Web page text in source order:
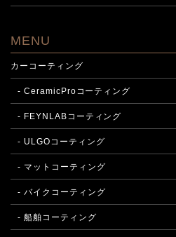
MENU
カーコーティング
- CeramicProコーティング
- FEYNLABコーティング
- ULGOコーティング
- マットコーティング
- バイクコーティング
- 船舶コーティング